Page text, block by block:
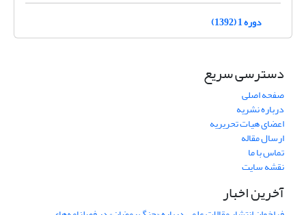
دوره 1 (1392)
دسترسی سریع
صفحه اصلی
درباره نشریه
اعضای هیات تحریریه
ارسال مقاله
تماس با ما
نقشه سایت
آخرین اخبار